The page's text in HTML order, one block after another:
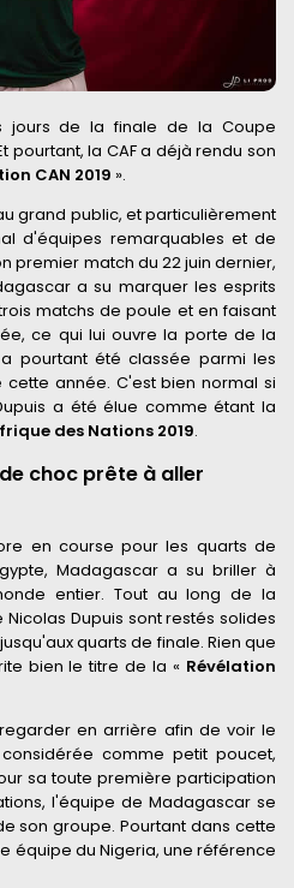
jours de la finale de la Coupe
pourtant, la CAF a déjà rendu son
CAN 2019 ».
grand public, et particulièrement
d'équipes remarquables et de
premier match du 22 juin dernier,
a su marquer les esprits
matchs de poule et en faisant
ce qui lui ouvre la porte de la
pourtant été classée parmi les
année. C'est bien normal si
a été élue comme étant la
des Nations 2019.
de choc prête à aller
en course pour les quarts de
Madagascar a su briller à
entier. Tout au long de la
Dupuis sont restés solides
quarts de finale. Rien que
bien le titre de la « Révélation
en arrière afin de voir le
comme petit poucet,
sa toute première participation
l'équipe de Madagascar se
son groupe. Pourtant dans cette
équipe du Nigeria, une référence